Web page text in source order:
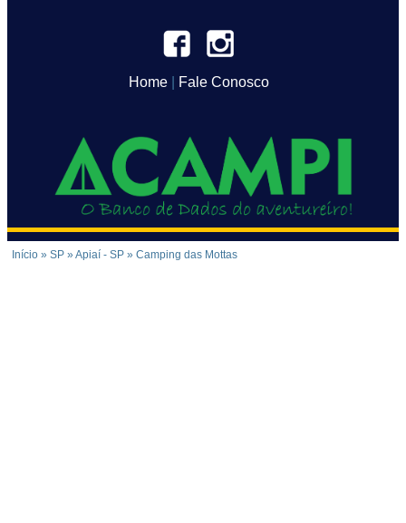
Home| Fale Conosco
Início » SP » Apiaí - SP » Camping das Mottas